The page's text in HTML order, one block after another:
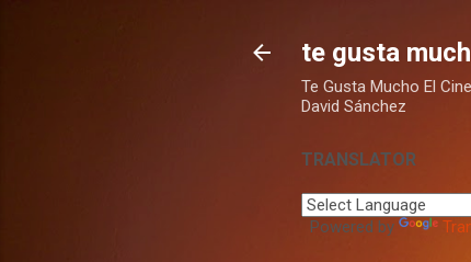
te gusta
Te Gusta Mucho El
David Sánchez
TRANSLATOR
Powered by